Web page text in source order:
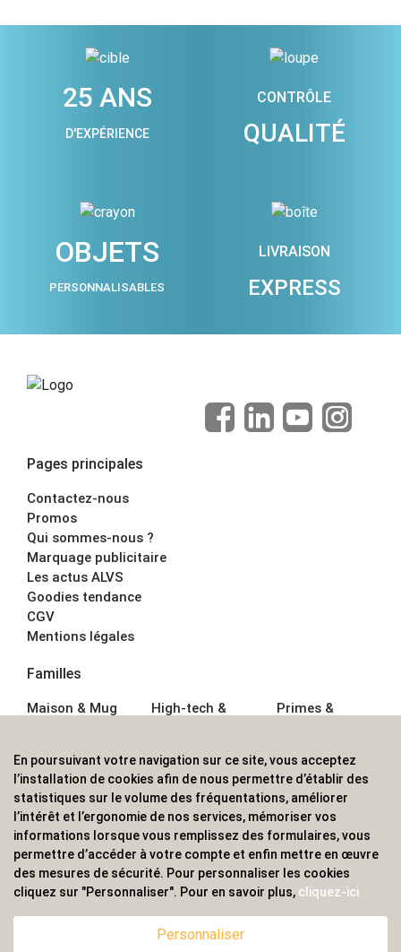
25 ANS
D'EXPÉRIENCE
CONTRÔLE
QUALITÉ
OBJETS
PERSONNALISABLES
LIVRAISON
EXPRESS
Pages principales
Contactez-nous
Promos
Qui sommes-nous ?
Marquage publicitaire
Les actus ALVS
Goodies tendance
CGV
Mentions légales
Familles
Maison & Mug
Écriture
Bagagerie sacs
High-tech &
Sport &
Outdoor
Enfant
Primes &
Boisson
Textile &
Casquette
Accessoires de
bureau
ALVS, fournisseur d'objets publicitaires, pour les
professionnels. Une implantation nationale, une
couverture internationale.
En poursuivant votre navigation sur ce site, vous acceptez
l’installation de cookies afin de nous permettre d’établir des
statistiques sur le volume des fréquentations, améliorer
l’intérêt et l’ergonomie de nos services, mémoriser vos
informations lorsque vous remplissez des formulaires, vous
permettre d’accéder à votre compte et enfin mettre en œuvre
des mesures de sécurité. Pour personnaliser les cookies
cliquez sur "Personnaliser". Pour en savoir plus, cliquez-ici
Personnaliser